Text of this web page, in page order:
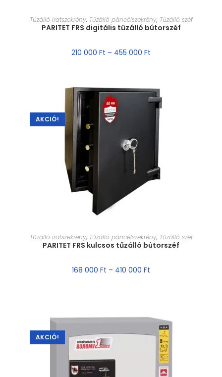
MÉRET VÁLASZTÁSA
Tűzálló iratszekrény, Tűzálló páncélszekrény, Tűzálló széf
PARITET FRS digitális tűzálló bútorszéf
210 000 Ft – 455 000 Ft
AKCIÓ!
MÉRET VÁLASZTÁSA
Tűzálló iratszekrény, Tűzálló páncélszekrény, Tűzálló széf
PARITET FRS kulcsos tűzálló bútorszéf
168 000 Ft – 410 000 Ft
AKCIÓ!